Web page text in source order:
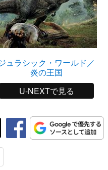
ュラシック・ワールド／
炎の王国
U-NEXTで見る